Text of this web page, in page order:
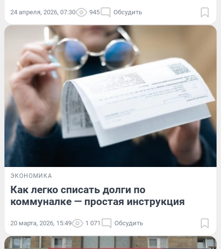
24 апреля, 2026, 07:30 945 Обсудить
ЭКОНОМИКА
Как легко списать долги по
коммуналке — простая инструкция
20 марта, 2026, 15:49 1 071 Обсудить